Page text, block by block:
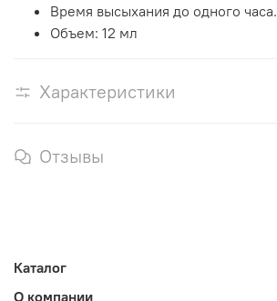
Время высыхания до одного часа.
Объем: 12 мл
Характеристики
Отзывы
Каталог
О компании